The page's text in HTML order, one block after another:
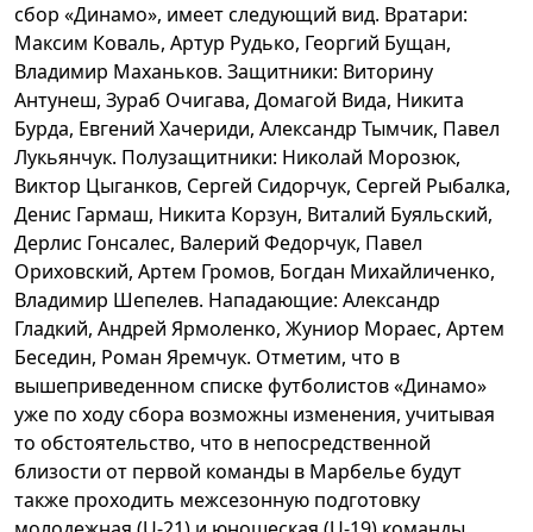
сбор «Динамо», имеет следующий вид. Вратари:
Максим Коваль, Артур Рудько, Георгий Бущан,
Владимир Маханьков. Защитники: Виторину
Антунеш, Зураб Очигава, Домагой Вида, Никита
Бурда, Евгений Хачериди, Александр Тымчик, Павел
Лукьянчук. Полузащитники: Николай Морозюк,
Виктор Цыганков, Сергей Сидорчук, Сергей Рыбалка,
Денис Гармаш, Никита Корзун, Виталий Буяльский,
Дерлис Гонсалес, Валерий Федорчук, Павел
Ориховский, Артем Громов, Богдан Михайличенко,
Владимир Шепелев. Нападающие: Александр
Гладкий, Андрей Ярмоленко, Жуниор Мораес, Артем
Беседин, Роман Яремчук. Отметим, что в
вышеприведенном списке футболистов «Динамо»
уже по ходу сбора возможны изменения, учитывая
то обстоятельство, что в непосредственной
близости от первой команды в Марбелье будут
также проходить межсезонную подготовку